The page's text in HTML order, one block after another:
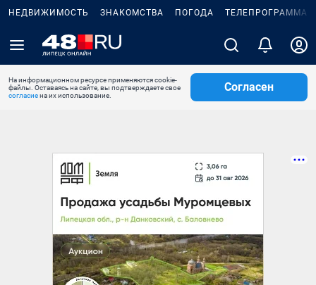
НЕДВИЖИМОСТЬ ЗНАКОМСТВА ПОГОДА ТЕЛЕПРОГРАММА
На информационном ресурсе применяются cookie-
файлы. Оставаясь на сайте, вы подтверждаете свое
согласиена их использование.
Согласен